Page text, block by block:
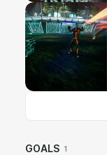
GOALS 1